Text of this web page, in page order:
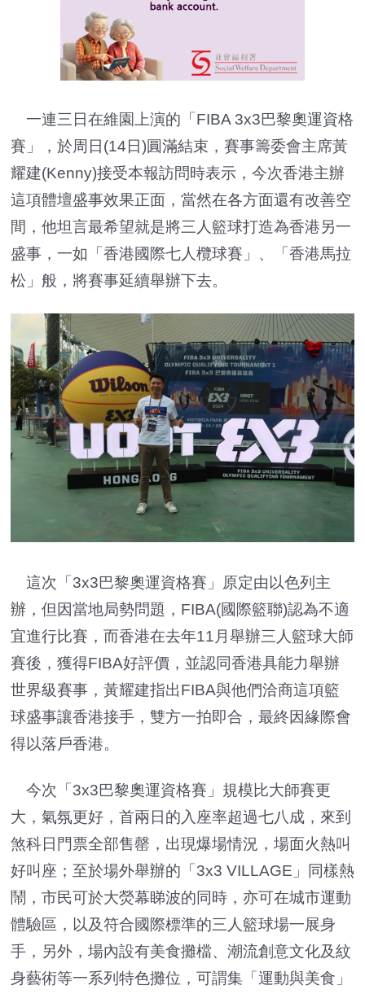
一連三日在維園上演的「FIBA 3x3巴黎奧運資格
賽」，於周日(14日)圓滿結束，賽事籌委會主席黃
耀建(Kenny)接受本報訪問時表示，今次香港主辦
這項體壇盛事效果正面，當然在各方面還有改善空
間，他坦言最希望就是將三人籃球打造為香港另一
盛事，一如「香港國際七人欖球賽」、「香港馬拉
松」般，將賽事延續舉辦下去。
這次「3x3巴黎奧運資格賽」原定由以色列主
辦，但因當地局勢問題，FIBA(國際籃聯)認為不適
宜進行比賽，而香港在去年11月舉辦三人籃球大師
賽後，獲得FIBA好評價，並認同香港具能力舉辦
世界級賽事，黃耀建指出FIBA與他們洽商這項籃
球盛事讓香港接手，雙方一拍即合，最終因緣際會
得以落戶香港。
今次「3x3巴黎奧運資格賽」規模比大師賽更
大，氣氛更好，首兩日的入座率超過七八成，來到
煞科日門票全部售罄，出現爆場情況，場面火熱叫
好叫座；至於場外舉辦的「3x3 VILLAGE」同樣熱
鬧，市民可於大熒幕睇波的同時，亦可在城市運動
體驗區，以及符合國際標準的三人籃球場一展身
手，另外，場內設有美食攤檔、潮流創意文化及紋
身藝術等一系列特色攤位，可謂集「運動與美食」